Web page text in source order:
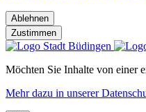
Ablehnen
Zustimmen
Möchten Sie Inhalte von einer
Mehr dazu in unserer